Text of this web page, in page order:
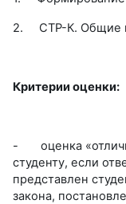
2. СТР-К. Общие
Критерии оценки:
- оценка
студенту, если
представлен
закона,